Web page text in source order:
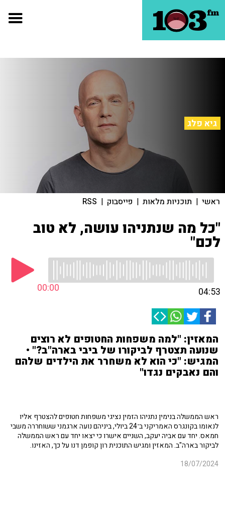
גיא פלג
ראשי | תוכניות מלאות | פייסבוק |
RSS
"כל מה שנתניהו עושה, לא טוב
לכם"
00:00 04:53
המאזין: "למה משפחות החטופים לא רוצים
שנועה תצטרף לביקורו של ביבי בארה"ב?" •
המגיש: "כי הוא לא משחרר את הילדים שלהם
והם נאבקים נגדו"
ראש הממשלה בנימין נתניהו הזמין נציגי משפחות חטופים להצטרף אליו
לנאומו בקונגרס האמריקני ב־24 ביולי, ביניהם נועה ארגמני ששוחררה משבי
חמאס. יחד עם אביה יעקב, השניים אישרו כי יצאו יחד עם ראש הממשלה
לביקור בארה"ב. המאזין ומגיש התוכנית רון קופמן דנו על כך, האזינו.
18/07/2024